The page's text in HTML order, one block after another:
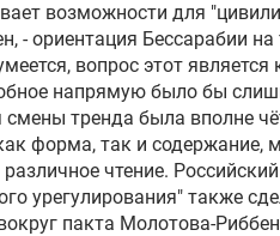
возможности для
- ориентация Бессарабии
вопрос этот
напрямую было бы
смены тренда была вполне
форма, так и содержание,
чтение.
урегулирования" также
пакта Молотова-